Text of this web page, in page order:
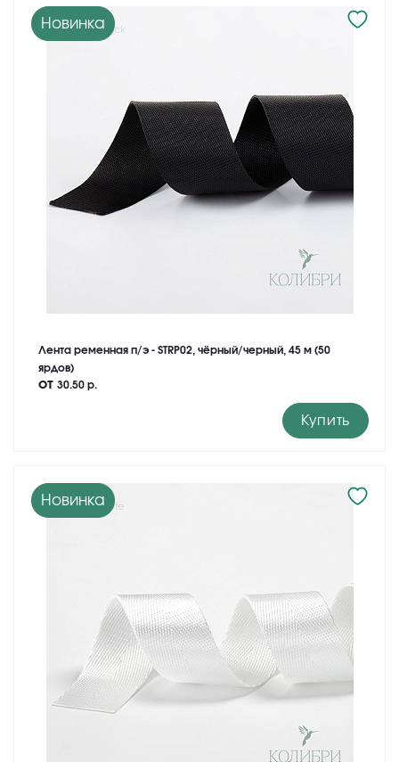
Новинка
Лента ременная п/э - STRP02, чёрный/черный, 45 м (50
ярдов)
от 30.50 р.
Купить
Новинка